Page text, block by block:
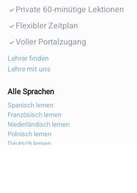
Konversationskurse
Private 60‑minütige Lektionen
Flexibler Zeitplan
Voller Portalzugang
Lehre mit uns
Alle Sprachen
Spanisch lernen
Französisch lernen
Niederländisch lernen